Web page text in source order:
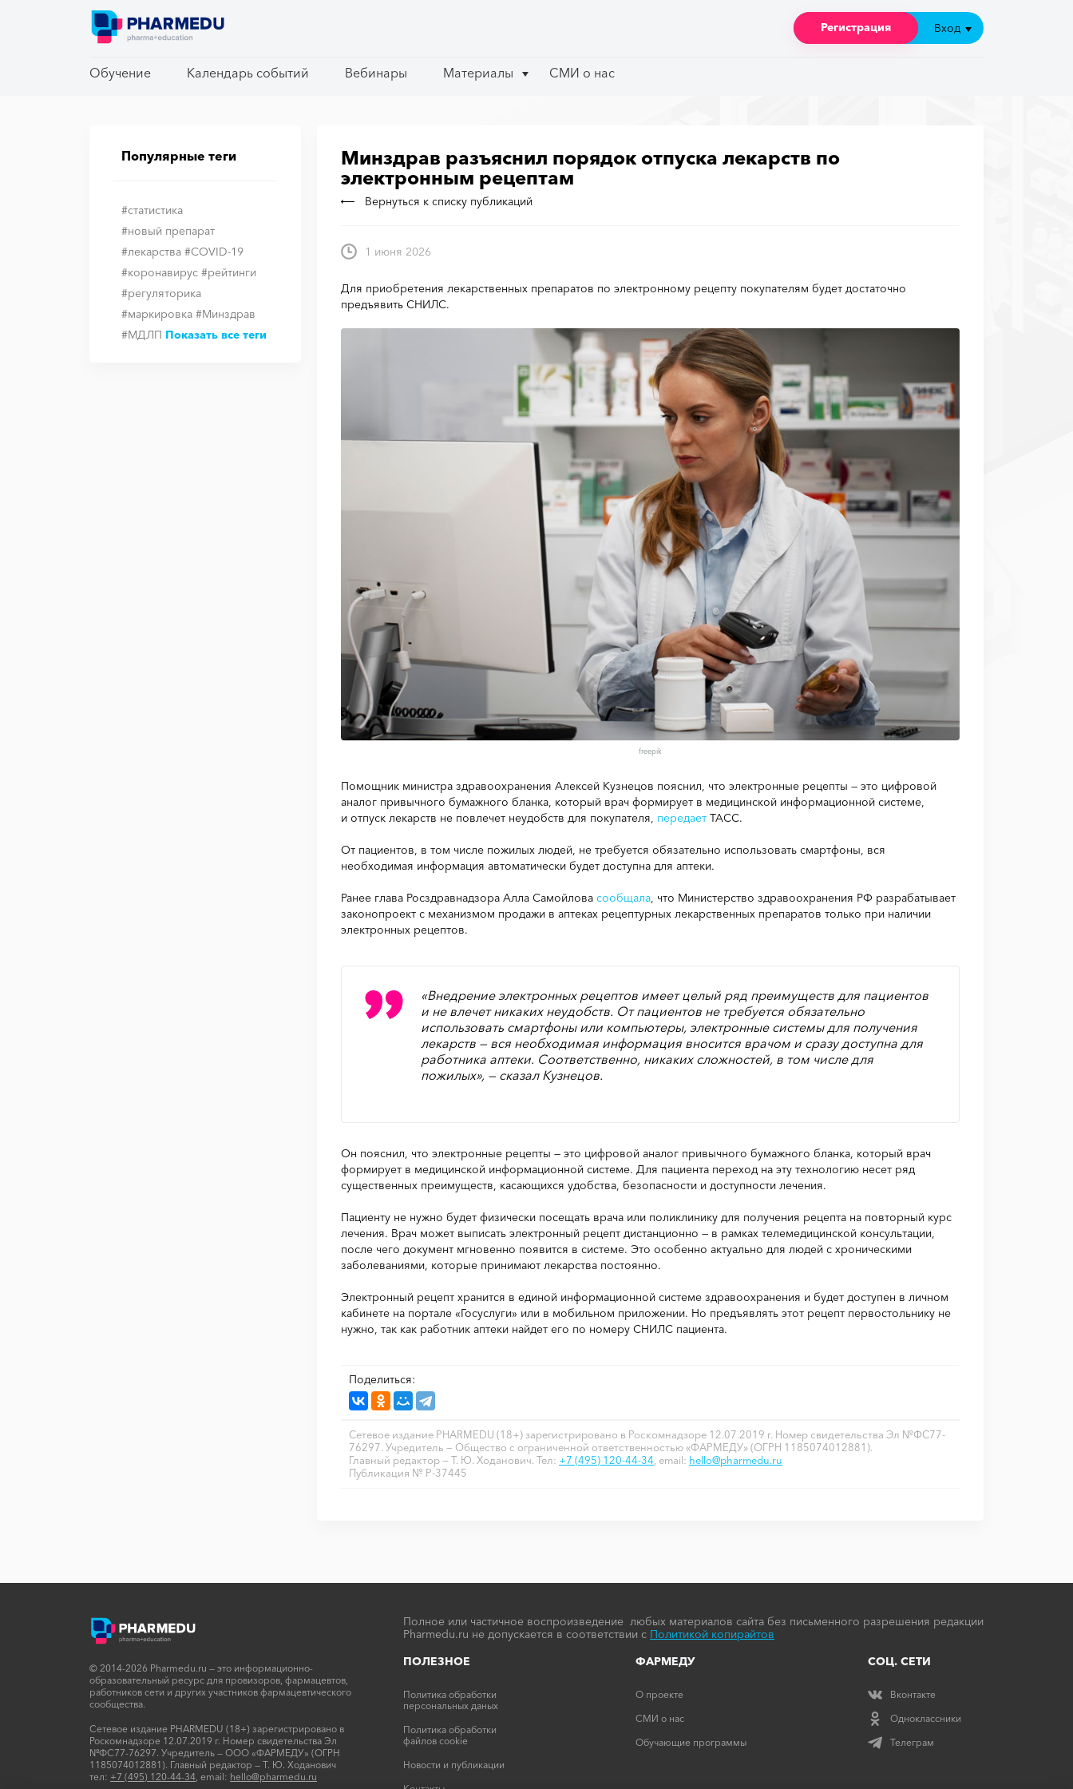
Обучение Календарь событий Вебинары Материалы СМИ о нас
Регистрация Вход
Обучение Календарь событий Вебинары Материалы СМИ о нас
Регистрация Вход
Популярные теги
#статистика
#новый препарат
#лекарства #COVID-19
#коронавирус #рейтинги
#регуляторика
#маркировка #Минздрав
#МДЛП Показать все теги
Минздрав разъяснил порядок отпуска лекарств по
электронным рецептам
Вернуться к списку публикаций
1 июня 2026
Для приобретения лекарственных препаратов по электронному рецепту покупателям будет достаточно
предъявить СНИЛС.
freepik
Помощник министра здравоохранения Алексей Кузнецов пояснил, что электронные рецепты — это цифровой
аналог привычного бумажного бланка, который врач формирует в медицинской информационной системе,
и отпуск лекарств не повлечет неудобств для покупателя, передает ТАСС.
От пациентов, в том числе пожилых людей, не требуется обязательно использовать смартфоны, вся
необходимая информация автоматически будет доступна для аптеки.
Ранее глава Росздравнадзора Алла Самойлова сообщала, что Министерство здравоохранения РФ разрабатывает
законопроект с механизмом продажи в аптеках рецептурных лекарственных препаратов только при наличии
электронных рецептов.
«Внедрение электронных рецептов имеет целый ряд преимуществ для пациентов
и не влечет никаких неудобств. От пациентов не требуется обязательно
использовать смартфоны или компьютеры, электронные системы для получения
лекарств — вся необходимая информация вносится врачом и сразу доступна для
работника аптеки. Соответственно, никаких сложностей, в том числе для
пожилых», — сказал Кузнецов.
Он пояснил, что электронные рецепты — это цифровой аналог привычного бумажного бланка, который врач
формирует в медицинской информационной системе. Для пациента переход на эту технологию несет ряд
существенных преимуществ, касающихся удобства, безопасности и доступности лечения.
Пациенту не нужно будет физически посещать врача или поликлинику для получения рецепта на повторный курс
лечения. Врач может выписать электронный рецепт дистанционно — в рамках телемедицинской консультации,
после чего документ мгновенно появится в системе. Это особенно актуально для людей с хроническими
заболеваниями, которые принимают лекарства постоянно.
Электронный рецепт хранится в единой информационной системе здравоохранения и будет доступен в личном
кабинете на портале «Госуслуги» или в мобильном приложении. Но предъявлять этот рецепт первостольнику не
нужно, так как работник аптеки найдет его по номеру СНИЛС пациента.
Поделиться:
Сетевое издание PHARMEDU (18+) зарегистрировано в Роскомнадзоре 12.07.2019 г. Номер свидетельства Эл №ФС77-
76297. Учредитель — Общество с ограниченной ответственностью «ФАРМЕДУ» (ОГРН 1185074012881).
Главный редактор — Т. Ю. Ходанович. Тел: +7 (495) 120-44-34, email: hello@pharmedu.ru
Публикация № P-37445
© 2014-2026 Pharmedu.ru — это информационно-
образовательный ресурс для провизоров, фармацевтов,
работников сети и других участников фармацевтического
сообщества.
Сетевое издание PHARMEDU (18+) зарегистрировано в
Роскомнадзоре 12.07.2019 г. Номер свидетельства Эл
№ФС77-76297. Учредитель — ООО «ФАРМЕДУ» (ОГРН
1185074012881). Главный редактор — Т. Ю. Ходанович
тел: +7 (495) 120-44-34, email: hello@pharmedu.ru
Полное или частичное воспроизведение любых материалов сайта без письменного разрешения редакции
Pharmedu.ru не допускается в соответствии с Политикой копирайтов
ПОЛЕЗНОЕ
Политика обработки
персональных даных
Политика обработки
файлов cookie
Новости и публикации
ФАРМЕДУ
О проекте
СМИ о нас
Обучающие программы
СОЦ. СЕТИ
Вконтакте
Одноклассники
Телеграм